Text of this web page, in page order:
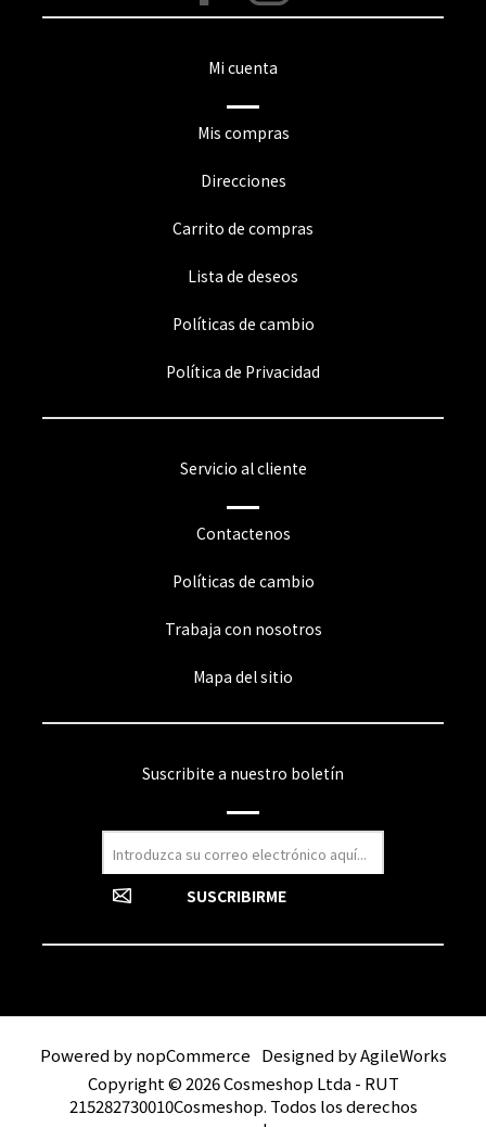
Mi cuenta
Mis compras
Direcciones
Carrito de compras
Lista de deseos
Políticas de cambio
Política de Privacidad
Servicio al cliente
Contactenos
Políticas de cambio
Trabaja con nosotros
Mapa del sitio
Suscribite a nuestro boletín
Powered bynopCommerce Designed byAgileWorks
Copyright © 2026 Cosmeshop Ltda - RUT
215282730010Cosmeshop. Todos los derechos